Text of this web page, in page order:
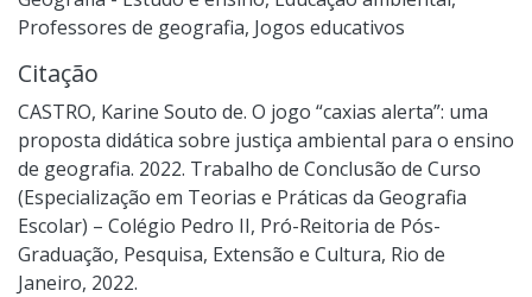
Professores de geografia, Jogos educativos
Citação
CASTRO, Karine Souto de. O jogo “caxias alerta”: uma
proposta didática sobre justiça ambiental para o ensino
de geografia. 2022. Trabalho de Conclusão de Curso
(Especialização em Teorias e Práticas da Geografia
Escolar) – Colégio Pedro II, Pró-Reitoria de Pós-
Graduação, Pesquisa, Extensão e Cultura, Rio de
Janeiro, 2022.